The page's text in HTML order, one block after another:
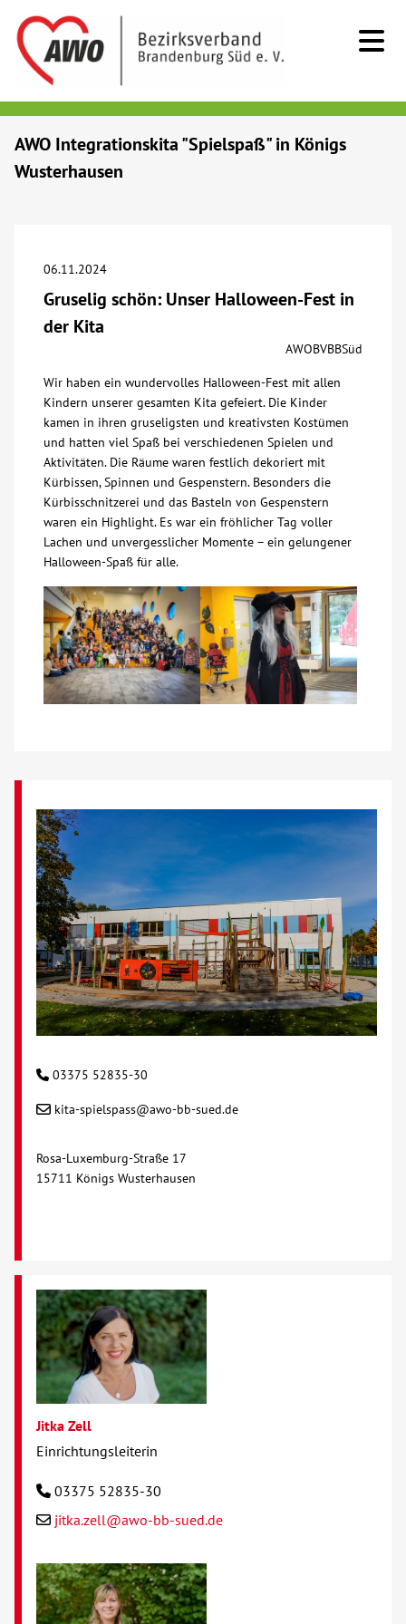
Senioren
Begegnung
Bildung
Über uns
Veranstaltungen
Spenden
Mitmachen
Karriere
Ausbildung
Kontakt
AWO BB Süd
AWO Integrationskita "Spielspaß" in Königs
Wusterhausen
06.11.2024
Gruselig schön: Unser Halloween-Fest in
der Kita
AWOBVBBSüd
Wir haben ein wundervolles Halloween-Fest mit allen
Kindern unserer gesamten Kita gefeiert. Die Kinder
kamen in ihren gruseligsten und kreativsten Kostümen
und hatten viel Spaß bei verschiedenen Spielen und
Aktivitäten. Die Räume waren festlich dekoriert mit
Kürbissen, Spinnen und Gespenstern. Besonders die
Kürbisschnitzerei und das Basteln von Gespenstern
waren ein Highlight. Es war ein fröhlicher Tag voller
Lachen und unvergesslicher Momente – ein gelungener
Halloween-Spaß für alle.
03375 52835-30
kita-spielspass@awo-bb-sued.de
Rosa-Luxemburg-Straße 17
15711 Königs Wusterhausen
Jitka Zell
Einrichtungsleiterin
03375 52835-30
jitka.zell@awo-bb-sued.de